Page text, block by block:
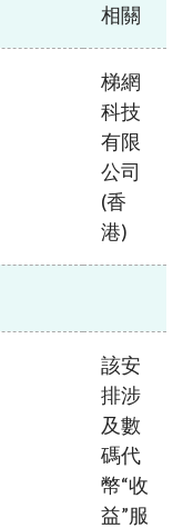
相關
梯網
科技
有限
公司
(香
港)
該安
排涉
及數
碼代
幣“收
益”服